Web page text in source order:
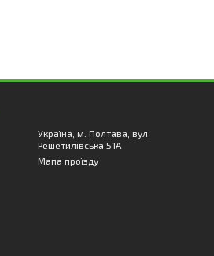
Україна, м. Полтава, вул.
Решетилівська 51А
Мапа проїзду